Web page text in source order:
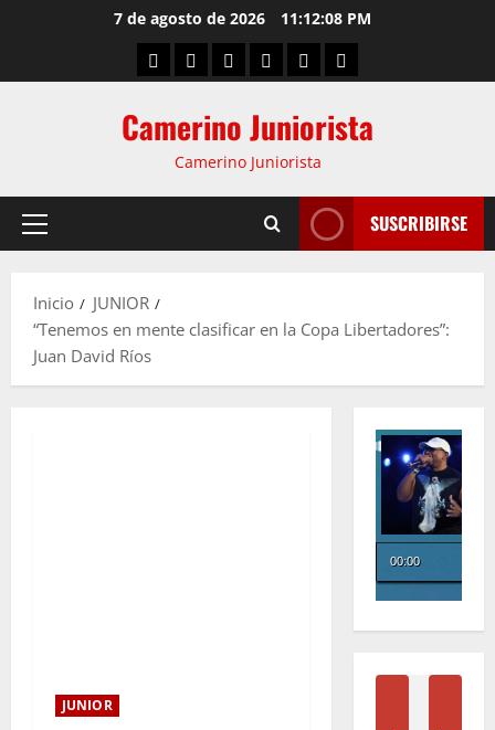
7 de agosto de 2026 11:12:09 PM
Camerino Juniorista
Camerino Juniorista
SUSCRIBIRSE
Inicio
JUNIOR
“Tenemos en mente clasificar en la Copa Libertadores”:
Juan David Ríos
JUNIOR